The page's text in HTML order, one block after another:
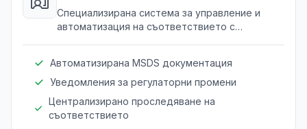
съответствия
Специализирана система за управление и
автоматизация на съответствието с
индустриалните насоки.
Автоматизирана MSDS документация
Уведомления за регулаторни промени
Централизирано проследяване на
съответствието